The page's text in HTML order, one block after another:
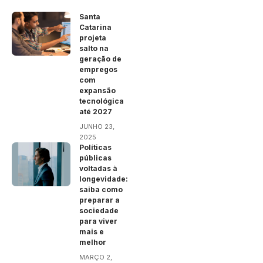
Santa
Catarina
projeta
salto na
geração de
empregos
com
expansão
tecnológica
até 2027
JUNHO 23,
2025
Políticas
públicas
voltadas à
longevidade:
saiba como
preparar a
sociedade
para viver
mais e
melhor
MARÇO 2,